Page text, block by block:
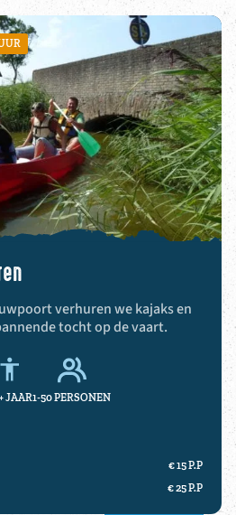
verhuren we kajaks en
tocht op de vaart.
JAAR1-50 PERSONEN
€ 15 P.P
€ 25 P.P